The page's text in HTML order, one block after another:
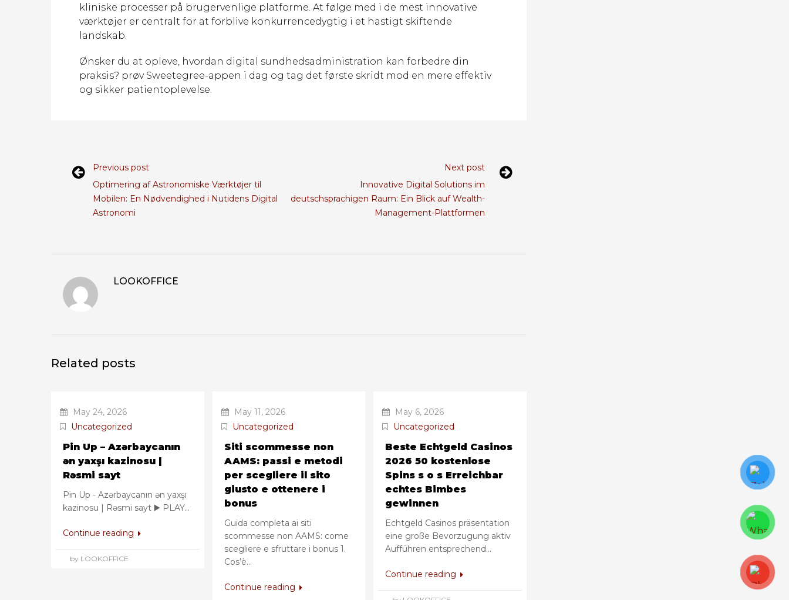
kliniske processer på brugervenlige platforme. At følge med i de mest innovative
værktøjer er centralt for at forblive konkurrencedygtig i et hastigt skiftende
landskab.
Ønsker du at opleve, hvordan digital sundhedsadministration kan forbedre din
praksis? prøv Sweetegree-appen i dag og tag det første skridt mod en mere effektiv
og sikker patientoplevelse.
Previous post
Optimering af Astronomiske Værktøjer til
Mobilen: En Nødvendighed i Nutidens Digital
Astronomi
Next post
Innovative Digital Solutions im
deutschsprachigen Raum: Ein Blick auf Wealth-
Management-Plattformen
LOOKOFFICE
Related posts
May 24, 2026
Uncategorized
Pin Up – Azərbaycanın
ən yaxşı kazinosu |
Rəsmi sayt
Pin Up - Azərbaycanın ən yaxşı
kazinosu | Rəsmi sayt ▶️ PLAY...
Continue reading
by LOOKOFFICE
May 11, 2026
Uncategorized
Siti scommesse non
AAMS: passi e metodi
per scegliere il sito
giusto e ottenere i
bonus
Guida completa ai siti
scommesse non AAMS: come
scegliere e sfruttare i bonus 1.
Cos’è...
Continue reading
May 6, 2026
Uncategorized
Beste Echtgeld Casinos
2026 50 kostenlose
Spins s o s Erreichbar
echtes Bimbes
gewinnen
Echtgeld Casinos präsentation
eine große Bevorzugung aktiv
Aufführen entsprechend...
Continue reading